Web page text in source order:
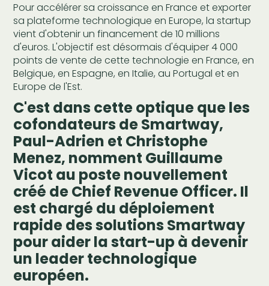
Pour accélérer sa croissance en France et exporter
sa plateforme technologique en Europe, la startup
vient d'obtenir un financement de 10 millions
d'euros. L'objectif est désormais d'équiper 4 000
points de vente de cette technologie en France, en
Belgique, en Espagne, en Italie, au Portugal et en
Europe de l'Est.
C'est dans cette optique que les
cofondateurs de Smartway,
Paul-Adrien et Christophe
Menez, nomment Guillaume
Vicot au poste nouvellement
créé de Chief Revenue Officer. Il
est chargé du déploiement
rapide des solutions Smartway
pour aider la start-up à devenir
un leader technologique
européen.